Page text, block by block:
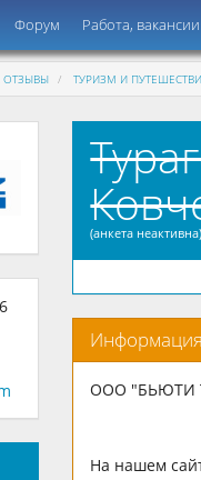
Форум Работа, вакансии
ОТЗЫВЫ ТУРИЗМ И
(анкета неактивна)
ООО "БЬЮТИ
На нашем